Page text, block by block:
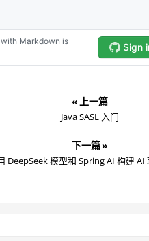
« 上一篇
Java SASL 入门
下一篇 »
DeepSeek 模型和 Spring AI 构建 AI